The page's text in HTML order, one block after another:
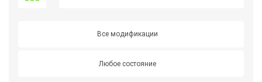
Все модификации
Любое состояние